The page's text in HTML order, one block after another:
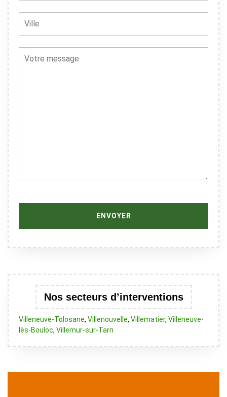
Nos secteurs d’interventions
Villeneuve-Tolosane, Villenouvelle, Villematier, Villeneuve-
lès-Bouloc, Villemur-sur-Tarn